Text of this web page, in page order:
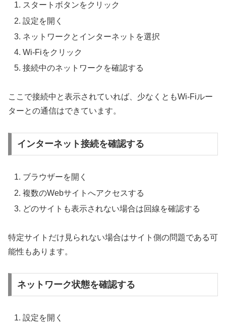
スタートボタンをクリック
設定を開く
ネットワークとインターネットを選択
Wi-Fiをクリック
接続中のネットワークを確認する
ここで接続中と表示されていれば、少なくともWi-Fiルー
ターとの通信はできています。
インターネット接続を確認する
ブラウザーを開く
複数のWebサイトへアクセスする
どのサイトも表示されない場合は回線を確認する
特定サイトだけ見られない場合はサイト側の問題である可
能性もあります。
ネットワーク状態を確認する
設定を開く